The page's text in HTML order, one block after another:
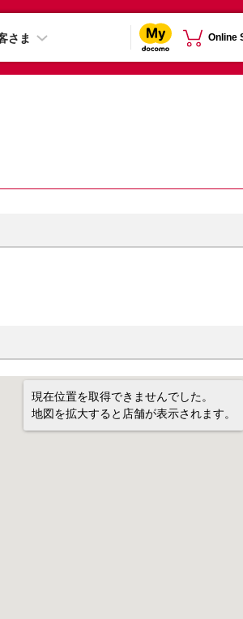
さま Online
現在位置を取得できませんでした。
地図を拡大すると店舗が表示されます。